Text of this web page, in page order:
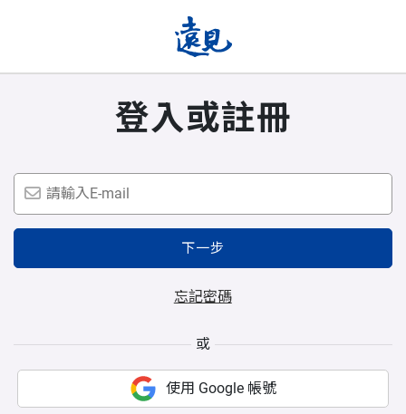
登入或註冊
下一步
忘記密碼
或
使用 Google 帳號